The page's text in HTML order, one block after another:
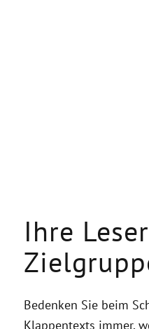
Ihre
Bedenken Sie beim
Klappentexts immer,